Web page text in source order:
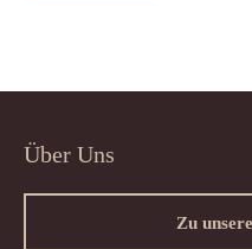
Über Uns
Zu